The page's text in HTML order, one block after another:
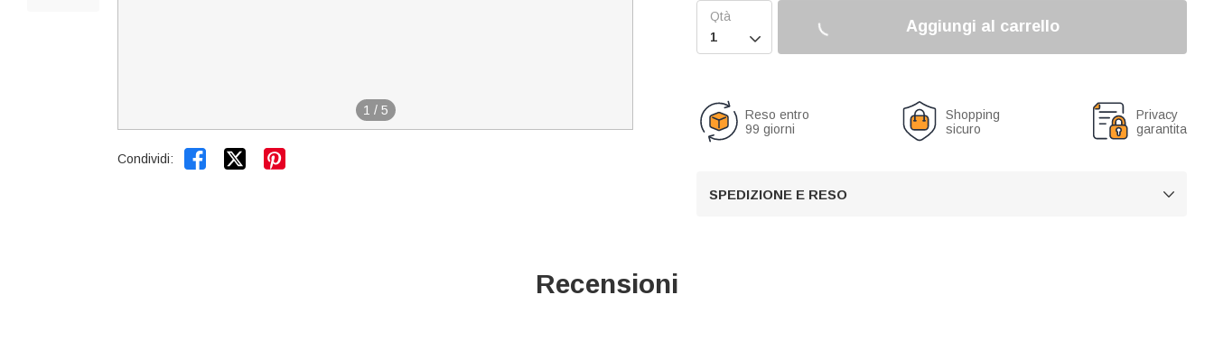
1 / 5
Condividi:  

Aggiungi al carrello
Reso entro
99 giorni
Shopping
sicuro
Privacy
garantita
SPEDIZIONE E RESO 
Recensioni